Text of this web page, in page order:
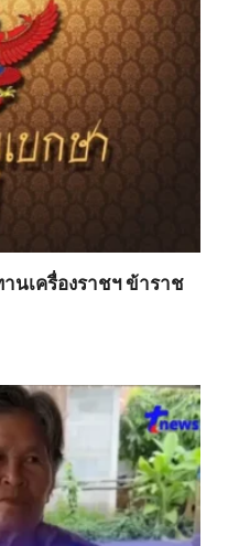
นเครื่องราชฯ ข้าราช